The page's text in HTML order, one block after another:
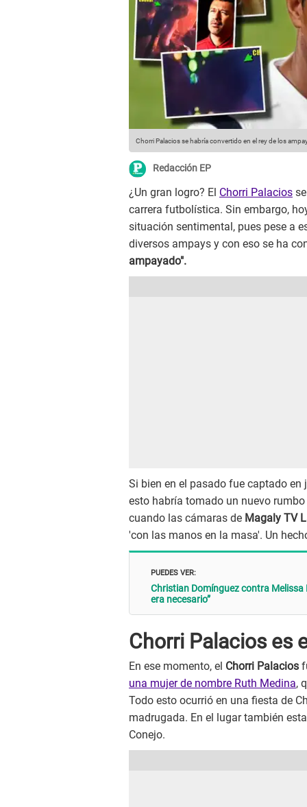
Chorri Palacios se habría convertido en el rey de los
Redacción EP
¿Un gran logro? El Chorri Palacios
carrera futbolística. Sin embargo,
situación sentimental, pues pese a
diversos ampays y con eso se ha
ampayado".
Si bien en el pasado fue captado
esto habría tomado un nuevo
cuando las cámaras de Magaly TV
'con las manos en la masa'. Un
PUEDES VER:
Christian Domínguez contra Melissa
era necesario”
Chorri Palacios es
En ese momento, el Chorri Palacios
una mujer de nombre Ruth Medina,
Todo esto ocurrió en una fiesta de
madrugada. En el lugar también
Conejo.